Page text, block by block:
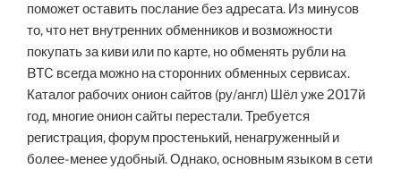
поможет оставить послание без адресата. Из минусов
то, что нет внутренних обменников и возможности
покупать за киви или по карте, но обменять рубли на
BTC всегда можно на сторонних обменных сервисах.
Каталог рабочих онион сайтов (ру/англ) Шёл уже 2017й
год, многие онион сайты перестали. Требуется
регистрация, форум простенький, ненагруженный и
более-менее удобный. Однако, основным языком в сети